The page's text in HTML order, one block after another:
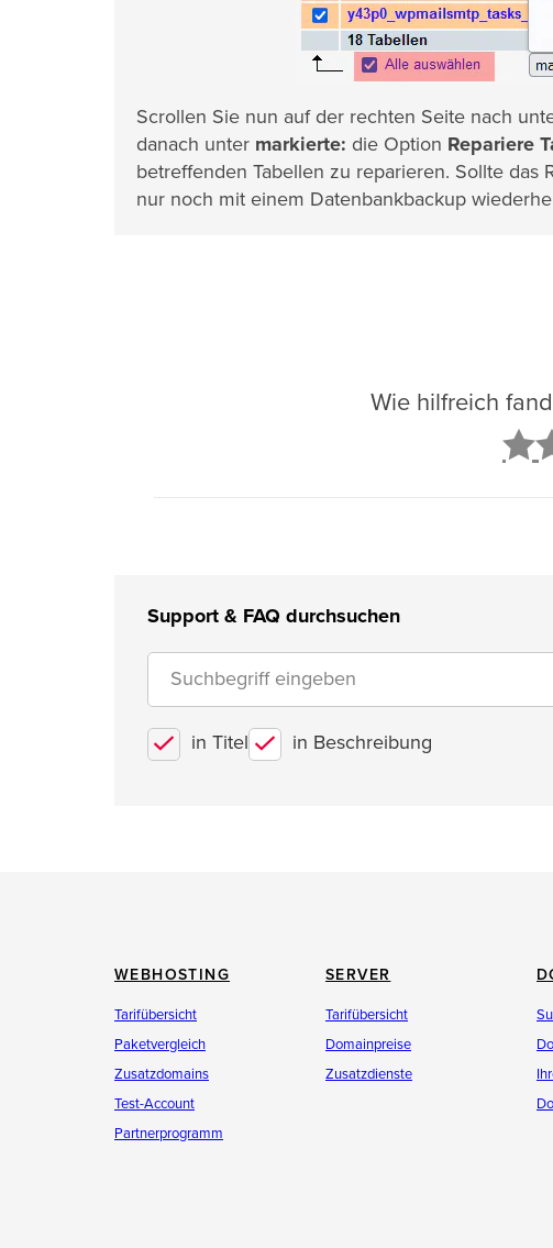
Scrollen Sie nun auf der rechten Seite nach
danach unter markierte: die Option Repariere
betreffenden Tabellen zu reparieren. Sollte das
nur noch mit einem Datenbankbackup
Wie hilfreich
Support & FAQ durchsuchen
in Titel in Beschreibung
WEBHOSTING
Tarifübersicht
Paketvergleich
Zusatzdomains
Test-Account
Partnerprogramm
SERVER
Tarifübersicht
Domainpreise
Zusatzdienste